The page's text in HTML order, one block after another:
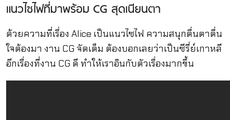
แนวไซไฟที่มาพร้อม CG สุดเนียนตา
ด้วยความที่เรื่อง Alice เป็นแนวไซไฟ ความสนุกตื่นตาตื่น
ใจต้องมา งาน CG จัดเต็ม ต้องบอกเลยว่าเป็นซีรี่ย์เกาหลี
อีกเรื่องที่งาน CG ดี ทำให้เราอินกับตัวเรื่องมากขึ้น